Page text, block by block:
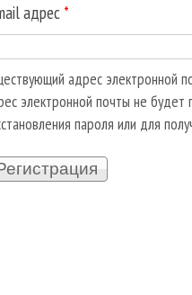
адрес*
адрес электронной
электронной почты не будет
пароля или для